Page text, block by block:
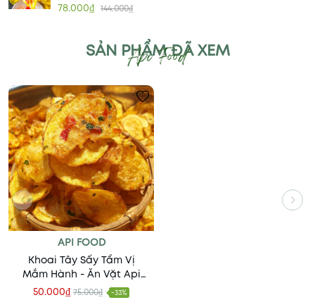
78.000₫ 144.000₫
SẢN PHẨM ĐÃ XEM
API FOOD
Khoai Tây Sấy Tẩm Vị
Mắm Hành - Ăn Vặt Api
Food
50.000₫ 75.000₫ -33%